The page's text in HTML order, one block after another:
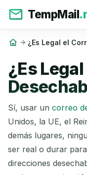
TempMail
¿Es Legal el
¿Es
Sí, usar un correo
Unidos, la UE, el
demás lugares,
ser real o durar
direcciones